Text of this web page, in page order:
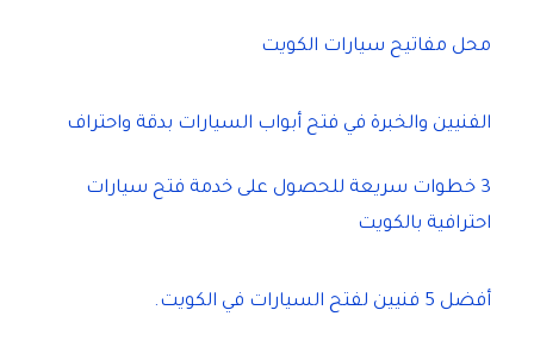
محل مفاتيح سيارات الكويت
الفنيين والخبرة في فتح أبواب السيارات بدقة واحتراف
3 خطوات سريعة للحصول على خدمة فتح سيارات
احترافية بالكويت
أفضل 5 فنيين لفتح السيارات في الكويت.